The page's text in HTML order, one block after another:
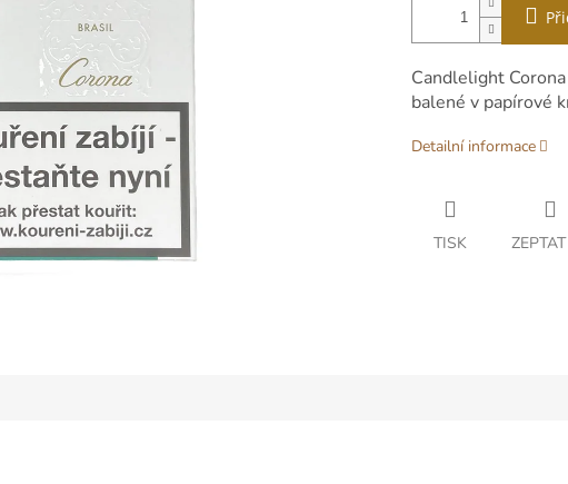
Candlelight
balené v papírové
Detailní informace
TISK